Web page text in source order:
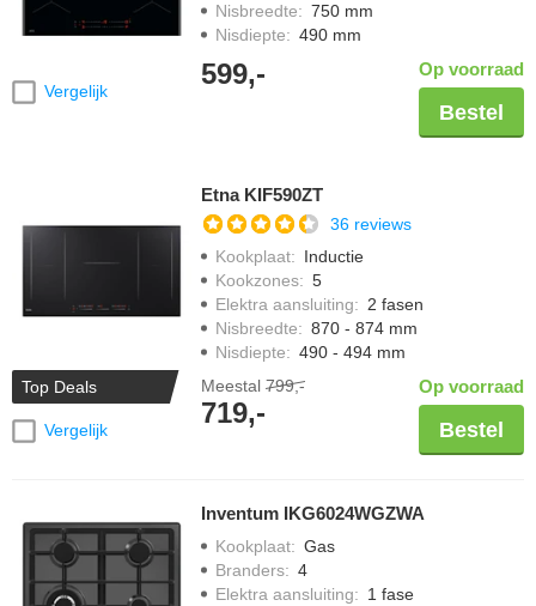
Vergelijk
Nisbreedte: 750 mm
Nisdiepte: 490 mm
599,- Op voorraad
Bestel
Top Deals
Vergelijk
Etna KIF590ZT
36 reviews
Kookplaat: Inductie
Kookzones: 5
Elektra aansluiting: 2 fasen
Nisbreedte: 870 - 874 mm
Nisdiepte: 490 - 494 mm
Meestal 799,-
719,-
Op voorraad
Bestel
Inventum IKG6024WGZWA
Kookplaat: Gas
Branders: 4
Elektra aansluiting: 1 fase